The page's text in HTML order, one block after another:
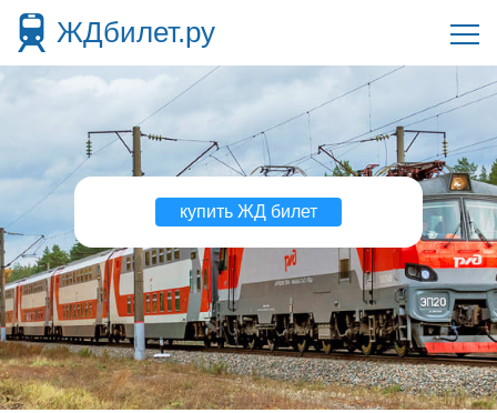
ЖДбилет.ру
купить ЖД билет